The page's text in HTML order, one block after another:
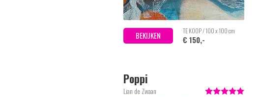
BEKIJKEN TE KOOP / 100 x 100 cm
€ 150,-
Lian de Zwaan
Poppi